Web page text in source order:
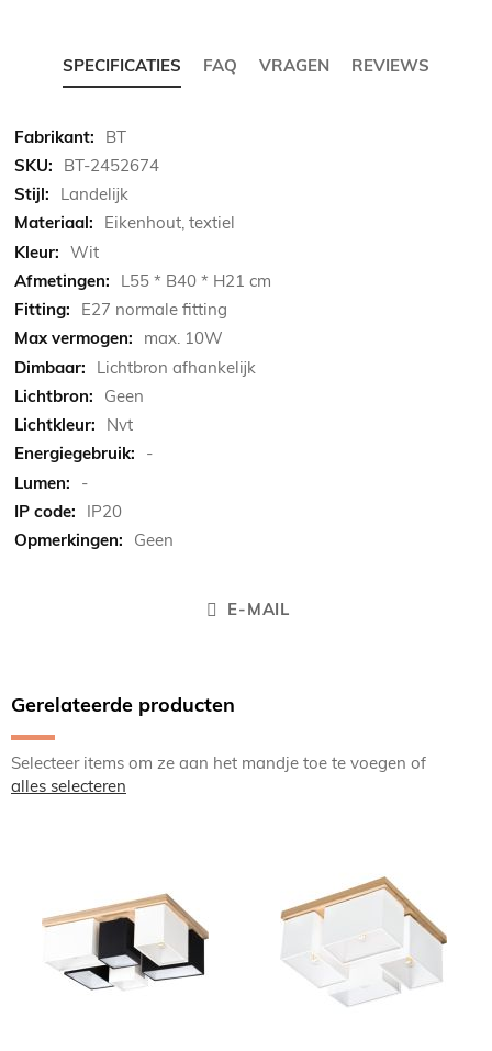
SPECIFICATIES FAQ VRAGEN REVIEWS
Meer
informatie
BT
BT-2452674
Landelijk
Eikenhout, textiel
Wit
L55 * B40 * H21 cm
E27 normale fitting
max. 10W
Lichtbron afhankelijk
Geen
Nvt
-
-
IP20
Geen
E-MAIL
Gerelateerde producten
Selecteer items om ze aan het mandje toe te voegen of
alles selecteren